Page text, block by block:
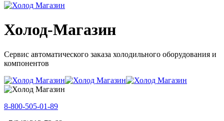
Холод-Магазин
Сервис автоматического заказа холодильного оборудования и
компонентов
8-800-505-01-89